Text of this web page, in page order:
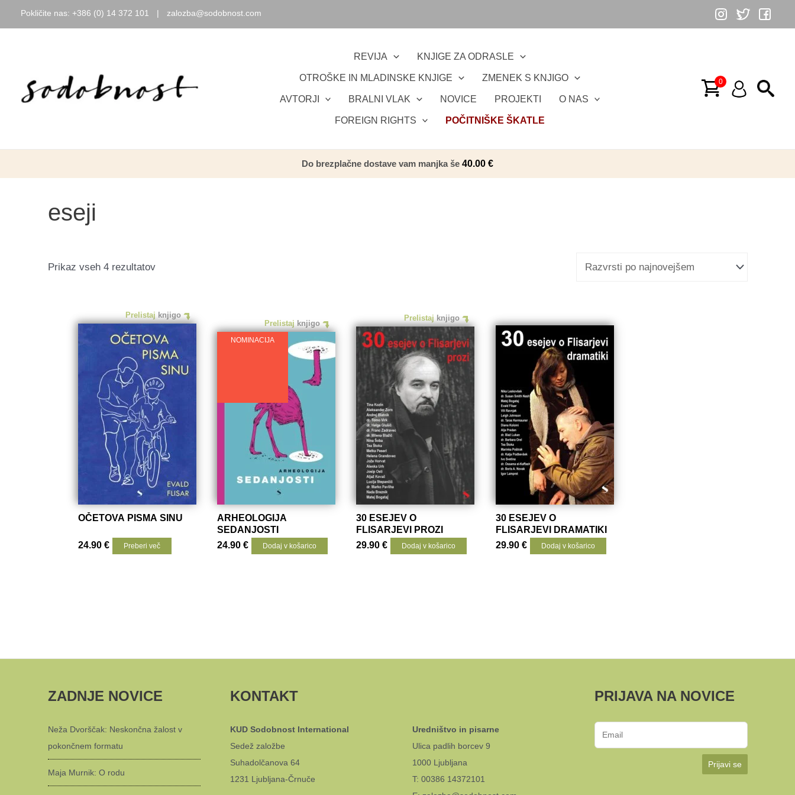
Pokličite nas: +386 (0) 14 372 101 | zalozba@sodobnost.com
REVIJA KNJIGE ZA ODRASLE
OTROŠKE IN MLADINSKE KNJIGE ZMENEK S KNJIGO
AVTORJI BRALNI VLAK NOVICE PROJEKTI O NAS
FOREIGN RIGHTS POČITNIŠKE ŠKATLE
Do brezplačne dostave vam manjka še 40.00 €
eseji
Prikaz vseh 4 rezultatovRazvrščeno
Prelistaj knjigo
OČETOVA PISMA SINU
24.90€ Preberi več
Prelistaj knjigo
NOMINACIJA
ARHEOLOGIJA
SEDANJOSTI
24.90€ Dodaj v košarico
Prelistaj knjigo
30 ESEJEV O
FLISARJEVI PROZI
29.90 € Dodaj v košarico
30 ESEJEV O
FLISARJEVI DRAMATIKI
29.90€ Dodaj v košarico
ZADNJE NOVICE
Neža Dvorščak: Neskončna žalost v
pokončnem formatu
Maja Murnik: O rodu
KONTAKT
KUD Sodobnost International
Sedež založbe
Suhadolčanova 64
1231 Ljubljana-Črnuče
Uredništvo in pisarne
Ulica padlih borcev 9
1000 Ljubljana
T: 00386 14372101
PRIJAVA NA NOVICE
Prijavi se